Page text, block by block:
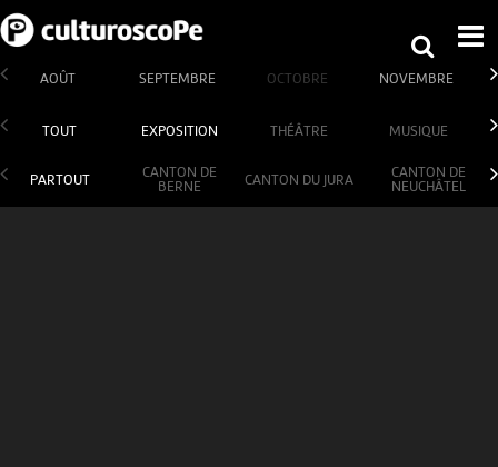
AOÛT SEPTEMBRE OCTOBRE NOVEMBRE
TOUT EXPOSITION THÉÂTRE MUSIQUE
PARTOUT
CANTON DE
BERNE
CANTON DU JURA
CANTON DE
NEUCHÂTEL